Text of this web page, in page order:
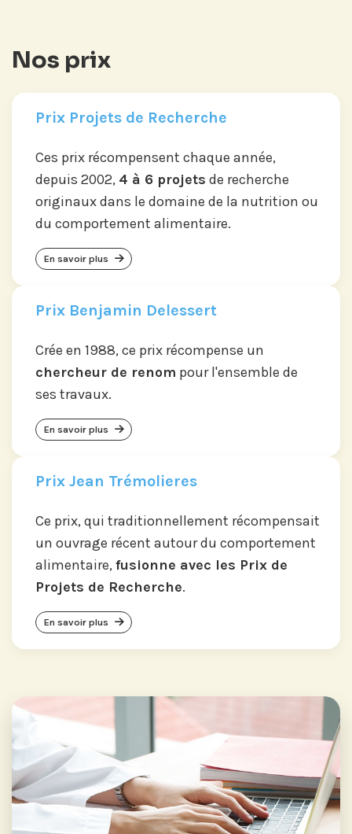
Nos prix
Prix Projets de Recherche
Ces prix récompensent chaque année,
depuis 2002, 4 à 6 projets de recherche
originaux dans le domaine de la nutrition ou
du comportement alimentaire.
En savoir plus
Prix Benjamin Delessert
Crée en 1988, ce prix récompense un
chercheur de renom pour l'ensemble de
ses travaux.
En savoir plus
Prix Jean Trémolieres
Ce prix, qui traditionnellement récompensait
un ouvrage récent autour du comportement
alimentaire,fusionne avec les Prix de
Projets de Recherche.
En savoir plus